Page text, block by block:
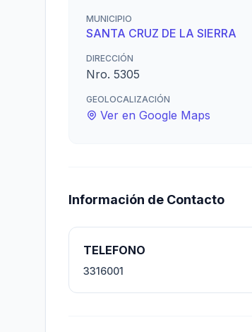
MUNICIPIO
SANTA CRUZ DE LA SIERRA
DIRECCIÓN
Nro. 5305
GEOLOCALIZACIÓN
Ver en Google Maps
Información de Contacto
TELEFONO
3316001